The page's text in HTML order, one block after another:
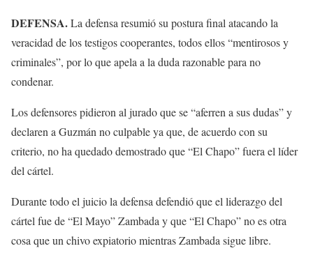
DEFENSA.La defensa resumió su postura final atacando la
veracidad de los testigos cooperantes, todos ellos “mentirosos y
criminales”, por lo que apela a la duda razonable para no
condenar.
Los defensores pidieron al jurado que se “aferren a sus dudas” y
declaren a Guzmán no culpable ya que, de acuerdo con su
criterio, no ha quedado demostrado que “El Chapo” fuera el líder
del cártel.
Durante todo el juicio la defensa defendió que el liderazgo del
cártel fue de “El Mayo” Zambada y que “El Chapo” no es otra
cosa que un chivo expiatorio mientras Zambada sigue libre.